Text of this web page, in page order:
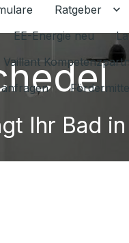
Ratgeber
EE-Energie neu
Ihr Bad